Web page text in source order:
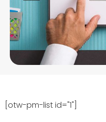
[otw-pm-list id="1"]